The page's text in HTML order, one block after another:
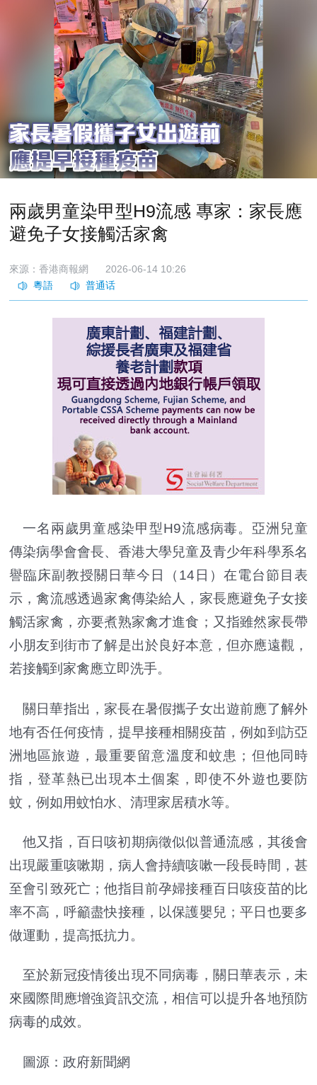
兩歲男童染甲型H9流感 專家：家長應
避免子女接觸活家禽
來源：香港商報網 2026-06-14 10:26
一名兩歲男童感染甲型H9流感病毒。亞洲兒童
傳染病學會會長、香港大學兒童及青少年科學系名
譽臨床副教授關日華今日（14日）在電台節目表
示，禽流感透過家禽傳染給人，家長應避免子女接
觸活家禽，亦要煮熟家禽才進食；又指雖然家長帶
小朋友到街市了解是出於良好本意，但亦應遠觀，
若接觸到家禽應立即洗手。
關日華指出，家長在暑假攜子女出遊前應了解外
地有否任何疫情，提早接種相關疫苗，例如到訪亞
洲地區旅遊，最重要留意溫度和蚊患；但他同時
指，登革熱已出現本土個案，即使不外遊也要防
蚊，例如用蚊怕水、清理家居積水等。
他又指，百日咳初期病徵似似普通流感，其後會
出現嚴重咳嗽期，病人會持續咳嗽一段長時間，甚
至會引致死亡；他指目前孕婦接種百日咳疫苗的比
率不高，呼籲盡快接種，以保護嬰兒；平日也要多
做運動，提高抵抗力。
至於新冠疫情後出現不同病毒，關日華表示，未
來國際間應增強資訊交流，相信可以提升各地預防
病毒的成效。
圖源：政府新聞網